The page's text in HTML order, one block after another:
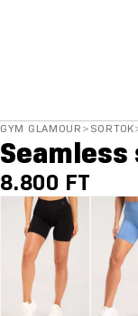
GYM GLAMOUR > SORTOK
8.800 FT